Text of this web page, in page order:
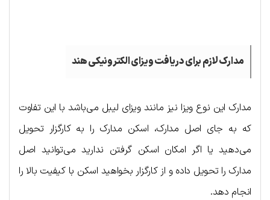
مدارک لازم برای دریافت ویزای الکترونیکی هند
مدارک این نوع ویزا نیز مانند ویزای لیبل می‌باشد با این تفاوت
که به جای اصل مدارک، اسکن مدارک را به کارگزار تحویل
می‌دهید یا اگر امکان اسکن گرفتن ندارید می‌توانید اصل
مدارک را تحویل داده و از کارگزار بخواهید اسکن با کیفیت بالا را
انجام دهد.